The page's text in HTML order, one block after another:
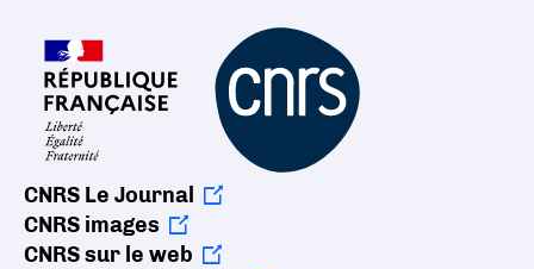
CNRS Le Journal
CNRS images
CNRS sur le web